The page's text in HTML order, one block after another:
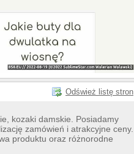
Odśwież listę stron
kozaki damskie. Posiadamy
zamówień i atrakcyjne ceny.
produktu oraz różnorodne